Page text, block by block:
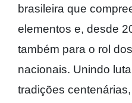
brasileira que
elementos e, desde
também para o rol
nacionais. Unindo
tradições